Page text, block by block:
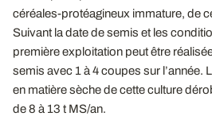
céréales-protéagineux immature, de
Suivant la date de semis et les
première exploitation peut être
semis avec 1 à 4 coupes sur l’année.
en matière sèche de cette culture
de 8 à 13 t MS/an.